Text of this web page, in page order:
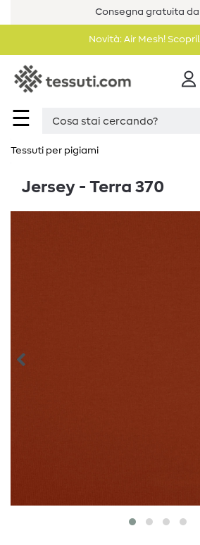
Consegna gratuita da
Novità: Air Mesh!
☰
Tessuti per pigiami
Jersey - Terra 370